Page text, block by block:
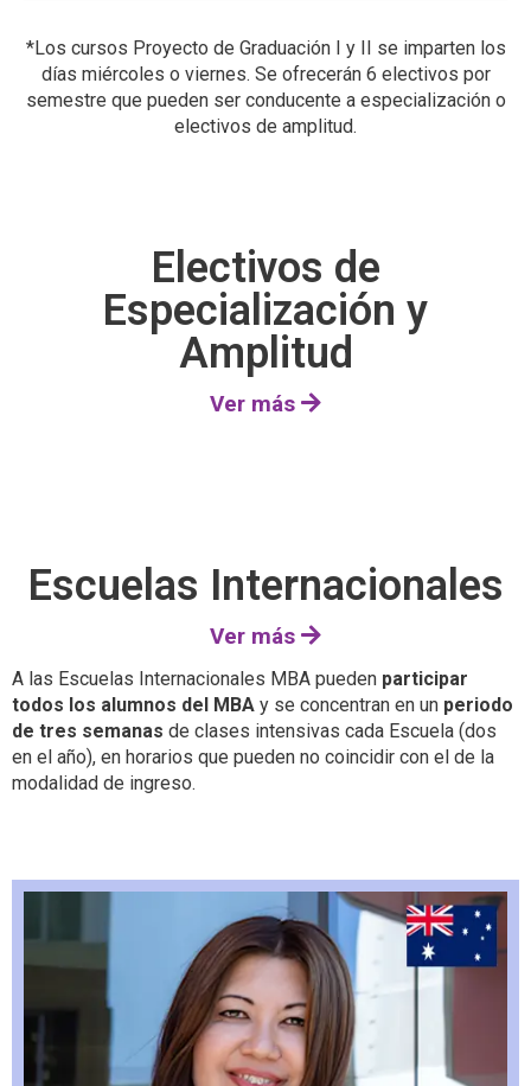
*Los cursos Proyecto de Graduación I y II se imparten los
días miércoles o viernes. Se ofrecerán 6 electivos por
semestre que pueden ser conducente a especialización o
electivos de amplitud.
Electivos de
Especialización y
Amplitud
Ver más
Escuelas Internacionales
Ver más
A las Escuelas Internacionales MBA pueden participar
todos los alumnos del MBA y se concentran en un periodo
de tres semanas de clases intensivas cada Escuela (dos
en el año), en horarios que pueden no coincidir con el de la
modalidad de ingreso.